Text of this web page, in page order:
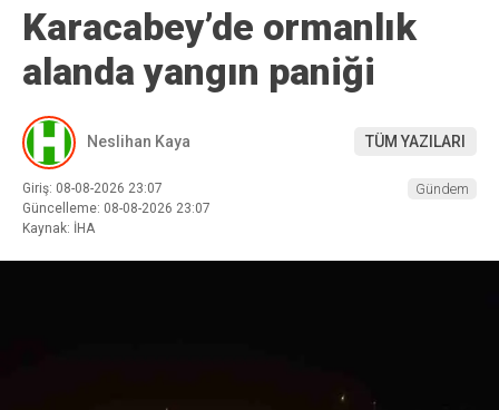
Karacabey’de ormanlık
alanda yangın paniği
Neslihan Kaya TÜM YAZILARI
Giriş: 08-08-2026 23:07
Güncelleme: 08-08-2026 23:07
Kaynak: İHA
Gündem